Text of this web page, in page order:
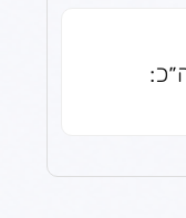
| תוספות לעותק: ₪0.00 | סה״כ: